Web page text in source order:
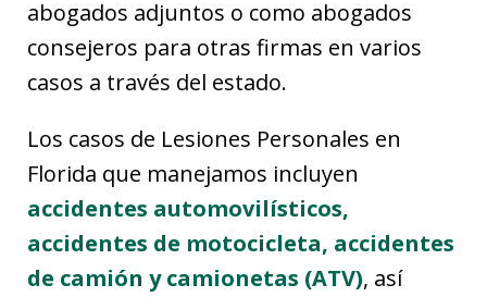
abogados adjuntos o como abogados
consejeros para otras firmas en varios
casos a través del estado.
Los casos de Lesiones Personales en
Florida que manejamos incluyen
accidentes automovilísticos,
accidentes de motocicleta, accidentes
de camión y camionetas (ATV), así